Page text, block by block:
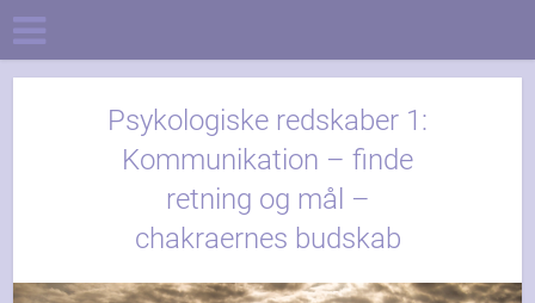
Psykologiske redskaber 1:
Kommunikation – finde
retning og mål –
chakraernes budskab